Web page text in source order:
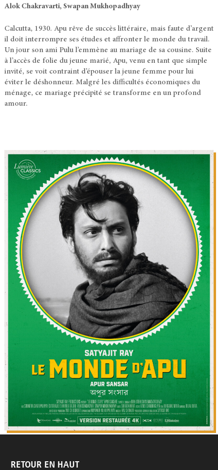
Alok Chakravarti, Swapan Mukhopadhyay
Calcutta, 1930. Apu rêve de succès littéraire, mais faute d’argent
il doit interrompre ses études et affronter le monde du travail.
Un jour son ami Pulu l’emmène au mariage de sa cousine. Suite
à l’accès de folie du jeune marié, Apu, venu en tant que simple
invité, se voit contraint d’épouser la jeune femme pour lui
éviter le déshonneur. Malgré les difficultés économiques du
ménage, ce mariage précipité se transforme en un profond
amour.
RETOUR EN HAUT